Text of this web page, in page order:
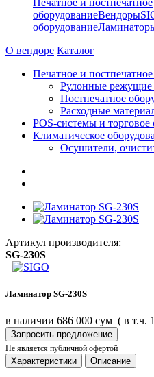
оборудованиеВендоры
оборудование
О вендоре Каталог
Печатное и
Рулонные режущие
Постпечатное
Расходные
POS-системы и торговое
Климатическое
Осушители,
Артикул производителя:
SG-230S
Ламинатор SG-230S
в наличии 686 000 сум ( в т.ч.
Запросить предложение
Не является публичной офертой
Характеристики Описание